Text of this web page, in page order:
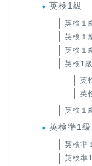
英検1級
英検１
英検１
英検１
英検1
英
英
英検１
英検準1級
英検準
英検準